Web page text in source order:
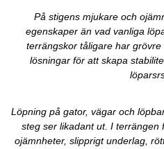
På stigens mjukare och
egenskaper än vad vanliga
terrängskor tåligare har
lösningar för att skapa
Löpning på gator, vägar och
steg ser likadant ut. I terrängen
ojämnheter, slipprigt underlag,